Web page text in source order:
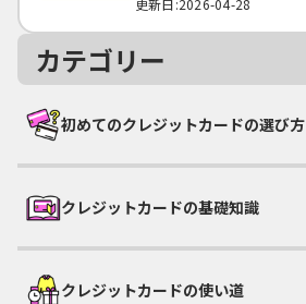
更新日:2026-04-28
カテゴリー
初めてのクレジットカードの選び方
クレジットカードの基礎知識
クレジットカードの使い道